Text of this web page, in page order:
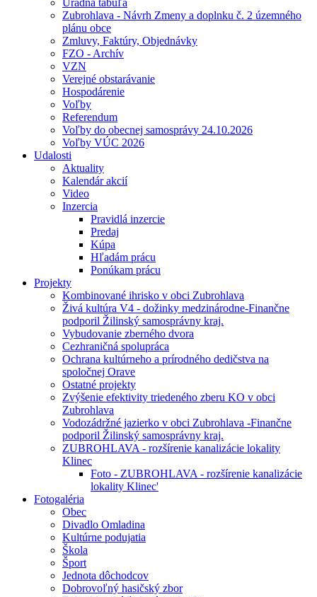
Úradná tabuľa
Zubrohlava - Návrh Zmeny a doplnku č. 2 územného
plánu obce
Zmluvy, Faktúry, Objednávky
FZO - Archív
VZN
Verejné obstarávanie
Hospodárenie
Voľby
Referendum
Voľby do obecnej samosprávy 24.10.2026
Voľby VÚC 2026
Udalosti
Aktuality
Kalendár akcií
Video
Inzercia
Pravidlá inzercie
Predaj
Kúpa
Hľadám prácu
Ponúkam prácu
Projekty
Kombinované ihrisko v obci Zubrohlava
Živá kultúra V4 - dožinky medzinárodne-Finančne
podporil Žilinský samosprávny kraj.
Vybudovanie zberného dvora
Cezhraničná spolupráca
Ochrana kultúrneho a prírodného dedičstva na
spoločnej Orave
Ostatné projekty
Zvýšenie efektivity triedeného zberu KO v obci
Zubrohlava
Vodozádržné jazierko v obci Zubrohlava -Finančne
podporil Žilinský samosprávny kraj.
ZUBROHLAVA - rozšírenie kanalizácie lokality
Klinec
Foto - ZUBROHLAVA - rozšírenie kanalizácie
lokality Klinec'
Fotogaléria
Obec
Divadlo Omladina
Kultúrne podujatia
Škola
Šport
Jednota dôchodcov
Dobrovoľný hasičský zbor